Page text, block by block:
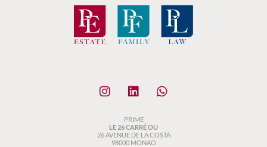
PRIME
LE 26 CARRÉ OU
26 AVENUE DE LA COSTA
98000 MONAO